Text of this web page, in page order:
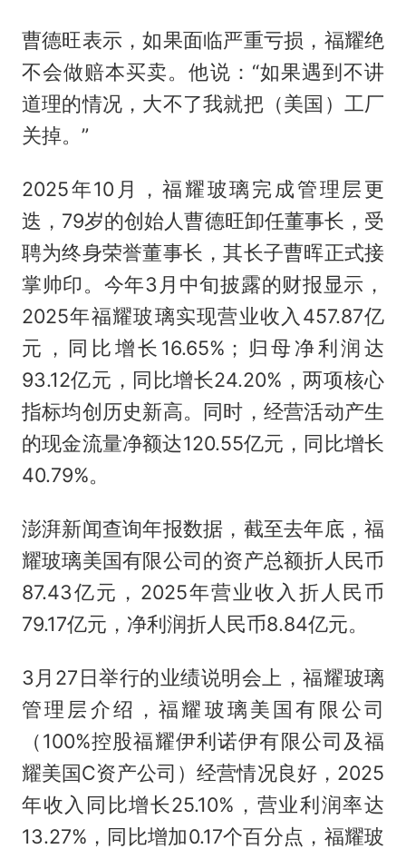
曹德旺表示，如果面临严重亏损，福耀绝
不会做赔本买卖。他说：“如果遇到不讲
道理的情况，大不了我就把（美国）工厂
关掉。”
2025年10月，福耀玻璃完成管理层更
迭，79岁的创始人曹德旺卸任董事长，受
聘为终身荣誉董事长，其长子曹晖正式接
掌帅印。今年3月中旬披露的财报显示，
2025年福耀玻璃实现营业收入457.87亿
元，同比增长16.65%；归母净利润达
93.12亿元，同比增长24.20%，两项核心
指标均创历史新高。同时，经营活动产生
的现金流量净额达120.55亿元，同比增长
40.79%。
澎湃新闻查询年报数据，截至去年底，福
耀玻璃美国有限公司的资产总额折人民币
87.43亿元，2025年营业收入折人民币
79.17亿元，净利润折人民币8.84亿元。
3月27日举行的业绩说明会上，福耀玻璃
管理层介绍，福耀玻璃美国有限公司
（100%控股福耀伊利诺伊有限公司及福
耀美国C资产公司）经营情况良好，2025
年收入同比增长25.10%，营业利润率达
13.27%，同比增加0.17个百分点，福耀玻